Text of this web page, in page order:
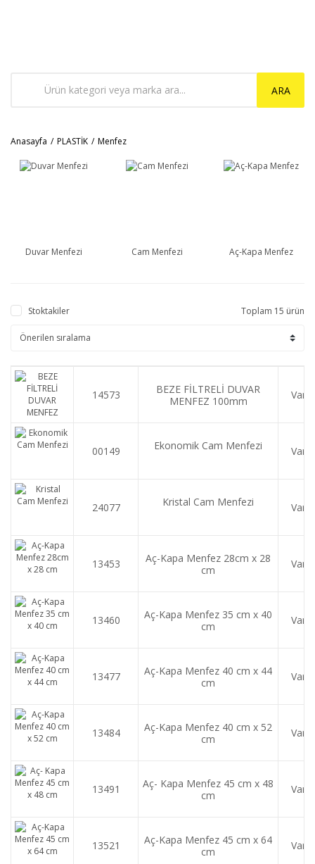
ARA
Anasayfa PLASTİK Menfez
Duvar Menfezi Cam Menfezi Aç-Kapa Menfez
Stoktakiler Toplam 15 ürün
14573
BEZE FİLTRELİ DUVAR
MENFEZ 100mm
Var
00149 Ekonomik Cam Menfezi Var
24077 Kristal Cam Menfezi Var
13453
Aç-Kapa Menfez 28cm x 28
cm
Var
13460
Aç-Kapa Menfez 35 cm x 40
cm
Var
13477
Aç-Kapa Menfez 40 cm x 44
cm
Var
13484
Aç-Kapa Menfez 40 cm x 52
cm
Var
13491
Aç- Kapa Menfez 45 cm x 48
cm
Var
13521
Aç-Kapa Menfez 45 cm x 64
cm
Var